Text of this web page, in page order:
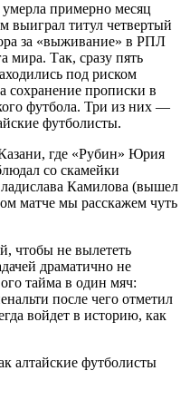
примерно месяц
выиграл титул четвертый
за «выживание» в РПЛ
мира. Так, сразу пять
под риском
сохранение прописки в
футбола. Три из них —
футболисты.
где «Рубин» Юрия
со скамейки
Камилова (вышел
матче мы расскажем чуть
чтобы не вылететь
драматично не
тайма в один мяч:
после чего отметил
войдет в историю, как